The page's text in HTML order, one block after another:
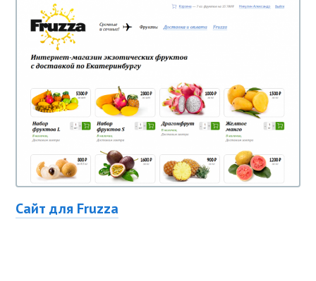
Сайт для Fruzza